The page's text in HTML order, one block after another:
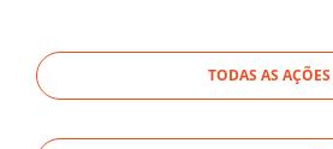
TODAS AS AÇÕES